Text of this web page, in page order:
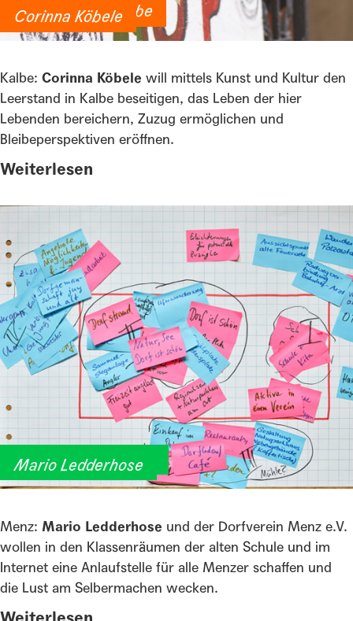
Corinna Köbele
Künstlerstadt Kalbe
Kalbe: Corinna Köbele will mittels Kunst und Kultur den
Leerstand in Kalbe beseitigen, das Leben der hier
Lebenden bereichern, Zuzug ermöglichen und
Bleibeperspektiven eröffnen.
Weiterlesen
Mario Ledderhose
Heimatschule Menz
Menz: Mario Ledderhose und der Dorfverein Menz e.V.
wollen in den Klassenräumen der alten Schule und im
Internet eine Anlaufstelle für alle Menzer schaffen und
die Lust am Selbermachen wecken.